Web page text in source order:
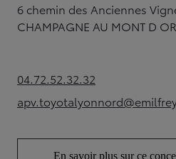
6 chemin des Anciennes
CHAMPAGNE AU MONT D
04.72.52.32.32(Opens in new tab)
(Opens in
En savoir plus sur ce